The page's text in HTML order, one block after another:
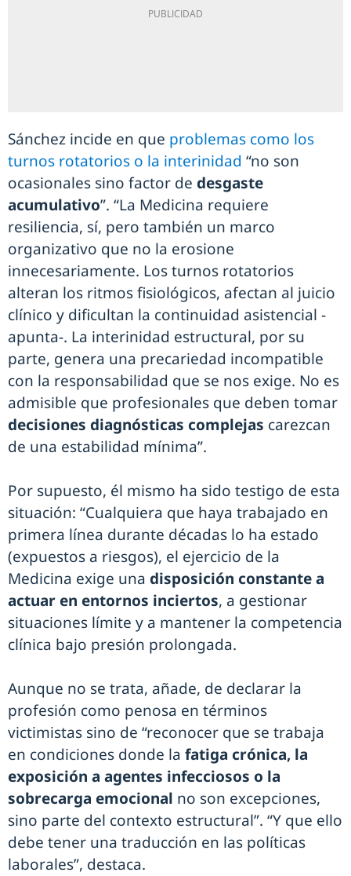
Sánchez incide en que problemas como los
turnos rotatorios o la interinidad “no son
ocasionales sino factor de desgaste
acumulativo”. “La Medicina requiere
resiliencia, sí, pero también un marco
organizativo que no la erosione
innecesariamente. Los turnos rotatorios
alteran los ritmos fisiológicos, afectan al juicio
clínico y dificultan la continuidad asistencial -
apunta-. La interinidad estructural, por su
parte, genera una precariedad incompatible
con la responsabilidad que se nos exige. No es
admisible que profesionales que deben tomar
decisiones diagnósticas complejas carezcan
de una estabilidad mínima”.
Por supuesto, él mismo ha sido testigo de esta
situación: “Cualquiera que haya trabajado en
primera línea durante décadas lo ha estado
(expuestos a riesgos), el ejercicio de la
Medicina exige una disposición constante a
actuar en entornos inciertos, a gestionar
situaciones límite y a mantener la competencia
clínica bajo presión prolongada.
Aunque no se trata, añade, de declarar la
profesión como penosa en términos
victimistas sino de “reconocer que se trabaja
en condiciones donde la fatiga crónica, la
exposición a agentes infecciosos o la
sobrecarga emocional no son excepciones,
sino parte del contexto estructural”. “Y que ello
debe tener una traducción en las políticas
laborales”, destaca.